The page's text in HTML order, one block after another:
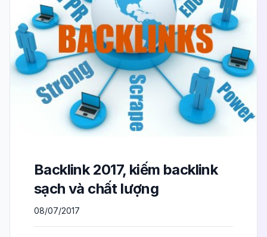
Backlink 2017, kiếm backlink
sạch và chất lượng
08/07/2017